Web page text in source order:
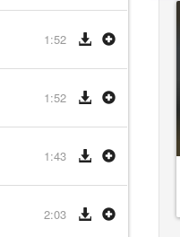
1:52
1:52
1:43
2:03